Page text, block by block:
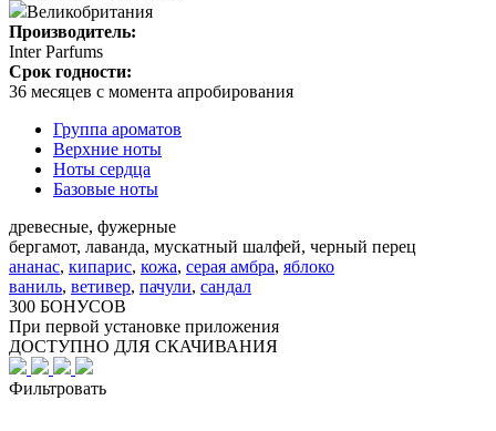
Великобритания
Производитель:
Inter Parfums
Срок годности:
36 месяцев с момента апробирования
Группа ароматов
Верхние ноты
Ноты сердца
Базовые ноты
древесные, фужерные
бергамот, лаванда, мускатный шалфей, черный перец
ананас, кипарис, кожа, серая амбра, яблоко
ваниль, ветивер, пачули, сандал
300 БОНУСОВ
При первой установке приложения
ДОСТУПНО ДЛЯ СКАЧИВАНИЯ
Фильтровать